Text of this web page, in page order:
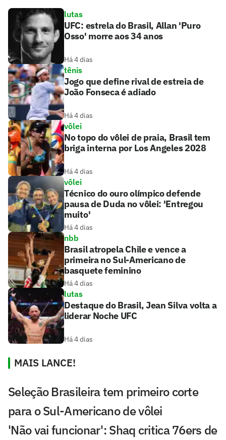
lutas
UFC: estrela do Brasil, Allan 'Puro
Osso' morre aos 34 anos
Há 4 dias
tênis
Jogo que define rival de estreia de
João Fonseca é adiado
Há 4 dias
vôlei
No topo do vôlei de praia, Brasil tem
briga interna por Los Angeles 2028
Há 4 dias
vôlei
Técnico do ouro olímpico defende
pausa de Duda no vôlei: 'Entregou
muito'
Há 4 dias
nbb
Brasil atropela Chile e vence a
primeira no Sul-Americano de
basquete feminino
Há 4 dias
lutas
Destaque do Brasil, Jean Silva volta a
liderar Noche UFC
Há 4 dias
MAIS LANCE!
Seleção Brasileira tem primeiro corte
para o Sul-Americano de vôlei
'Não vai funcionar': Shaq critica 76ers de